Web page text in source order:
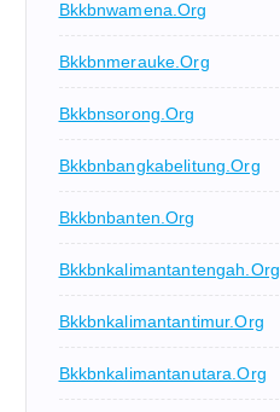
Bkkbnwamena.org
Bkkbnmerauke.org
Bkkbnsorong.org
Bkkbnbangkabelitung.org
Bkkbnbanten.org
Bkkbnkalimantantengah.org
Bkkbnkalimantantimur.org
Bkkbnkalimantanutara.org